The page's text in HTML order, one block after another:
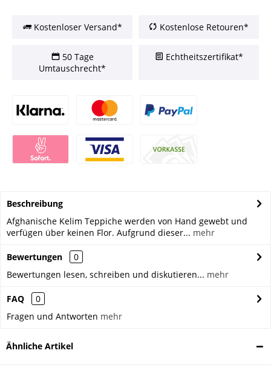
Kostenloser Versand* Kostenlose Retouren*
50 Tage
Umtauschrecht*
Echtheitszertifikat*
Beschreibung
Afghanische Kelim Teppiche werden von Hand gewebt und
verfügen über keinen Flor. Aufgrund dieser... mehr
Bewertungen
0
Bewertungen lesen, schreiben und diskutieren... mehr
FAQ
0
Fragen und Antworten mehr
Ähnliche Artikel